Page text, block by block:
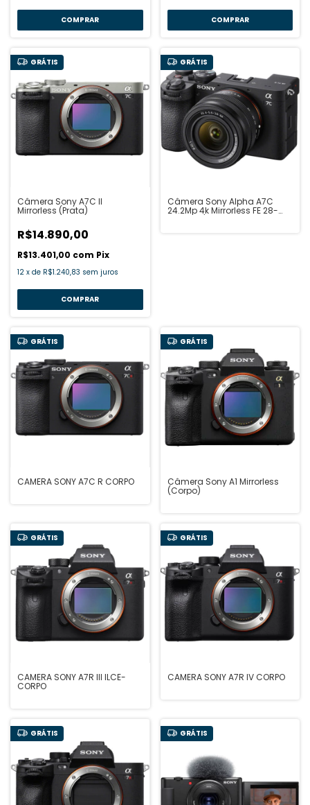
GRÁTIS
Câmera Sony A7C II
Mirrorless (Prata)
R$14.890,00
R$13.401,00 com Pix
12 x de R$1.240,83 sem juros
GRÁTIS
Câmera Sony Alpha A7C
24.2Mp 4k Mirrorless FE 28-
GRÁTIS
CAMERA SONY A7C R CORPO
GRÁTIS
Câmera Sony A1 Mirrorless
(Corpo)
GRÁTIS
CAMERA SONY A7R III ILCE-
CORPO
GRÁTIS
CAMERA SONY A7R IV CORPO
GRÁTIS GRÁTIS